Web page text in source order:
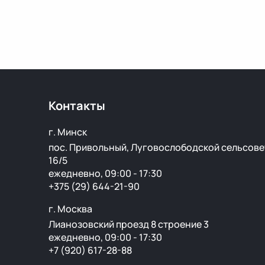
Контакты
г. Минск
пос. Привольный, Луговослободской
16/5
ежедневно, 09:00 - 17:30
+375 (29) 644-21-90
г. Москва
Лианозовский проезд 8 строение 3
ежедневно, 09:00 - 17:30
+7 (920) 617-28-88